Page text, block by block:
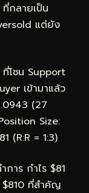
กลายเป็น
แต่ยัง
โซน Support
เข้ามาแล้ว
(27
Size:
(R:R = 1:3)
าร กำไร $81
$810 ที่สำคัญ